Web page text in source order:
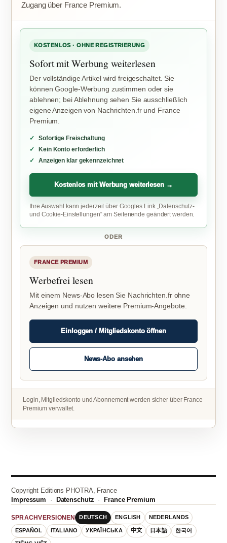
Zugang über France Premium.
KOSTENLOS · OHNE REGISTRIERUNG
Sofort mit Werbung weiterlesen
Der vollständige Artikel wird freigeschaltet. Sie
können Google-Werbung zustimmen oder sie
ablehnen; bei Ablehnung sehen Sie ausschließlich
eigene Anzeigen von Nachrichten.fr und France
Premium.
Sofortige Freischaltung
Kein Konto erforderlich
Anzeigen klar gekennzeichnet
Kostenlos mit Werbung weiterlesen →
Ihre Auswahl kann jederzeit über Googles Link „Datenschutz-
und Cookie-Einstellungen“ am Seitenende geändert werden.
ODER
FRANCE PREMIUM
Werbefrei lesen
Mit einem News-Abo lesen Sie Nachrichten.fr ohne
Anzeigen und nutzen weitere Premium-Angebote.
Einloggen / Mitgliedskonto öffnen
News-Abo ansehen
Login, Mitgliedskonto und Abonnement werden sicher über France
Premium verwaltet.
Copyright Editions PHOTRA, France
Impressum · Datenschutz ·France Premium
SPRACHVERSIONEN DEUTSCH ENGLISH NEDERLANDS
ESPAÑOL ITALIANO УКРАЇНСЬКА 中文 日本語 한국어